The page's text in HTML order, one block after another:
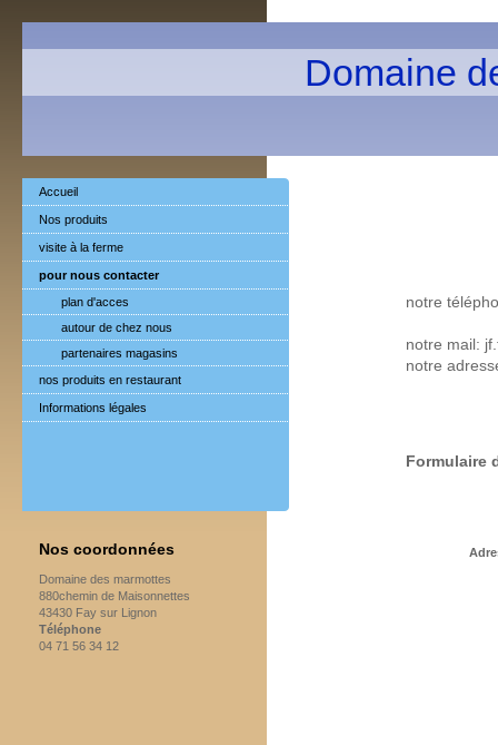
Domaine
notre
notre mail:
notre
Formulaire
Accueil
Nos produits
visite à la ferme
pour nous contacter
plan d'acces
autour de chez nous
partenaires magasins
nos produits en restaurant
Informations légales
Nos coordonnées
Domaine des marmottes
880chemin de Maisonnettes
43430 Fay sur Lignon
Téléphone
04 71 56 34 12